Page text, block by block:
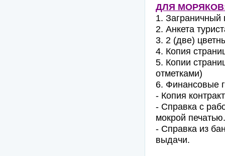
ДЛЯ
1. Заграничный
2. Анкета
3. 2 (две)
4. Копия
5. Копии
отметками)
6. Финансовые
- Копия
- Справка с
мокрой
- Справка из
выдачи.